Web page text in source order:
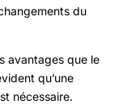
du
avantages que le
qu’une
nécessaire.